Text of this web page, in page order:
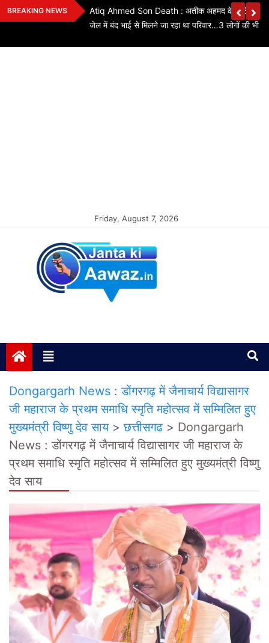
Skip
to
BREAKING NEWS
के लिए बड़ी
पद बढ़े…यहां
Atiq Ahmed Son Death : अतीक अहमद के छोटे बेटे
जेल में बंद भाई से मिलने जा रहा था परिवार…3 लोगों की भी
Friday, August 7, 2026
Dongargarh News : डोंगरगढ़ में जैनाचार्य विद्यासागर
जी महाराज के प्रथम समाधि स्मृति महोत्सव में सम्मिलित हुए
मुख्यमंत्री विष्णु देव साय>छत्तीसगढ > Dongargarh
News : डोंगरगढ़ में जैनाचार्य विद्यासागर जी महाराज के
प्रथम समाधि स्मृति महोत्सव में सम्मिलित हुए मुख्यमंत्री विष्णु
देव साय